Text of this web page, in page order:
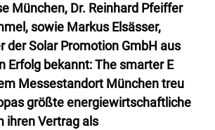
München, Dr. Reinhard Pfeiffer
sowie Markus Elsässer,
der Solar Promotion GmbH aus
Erfolg bekannt: The smarter E
Messestandort München treu
größte energiewirtschaftliche
ihren Vertrag als